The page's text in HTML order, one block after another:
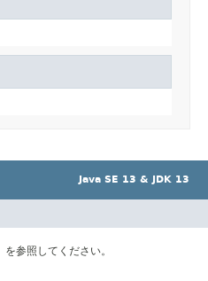
Java SE 13 & JDK 13
を参照してください。